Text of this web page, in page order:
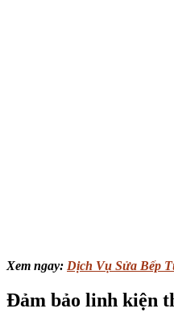
Xem ngay: Dịch Vụ Sửa Bếp
Đảm bảo linh kiện